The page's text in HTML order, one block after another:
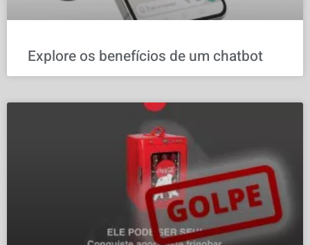
Explore os benefícios de um chatbot